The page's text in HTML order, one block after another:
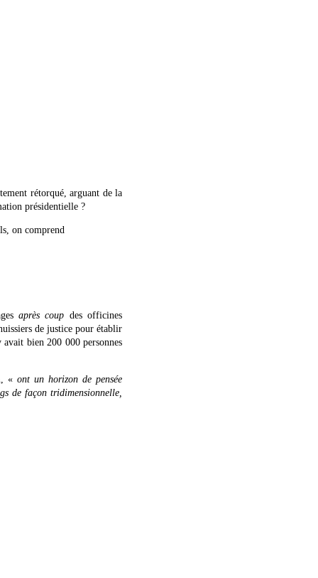
rétorqué, arguant de la
présidentielle ?
on comprend
après coup des officines
de justice pour établir
bien 200 000 personnes
« ont un horizon de pensée
de façon tridimensionnelle,